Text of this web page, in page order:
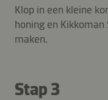
Klop in een kleine
honing en
maken.
Stap 3